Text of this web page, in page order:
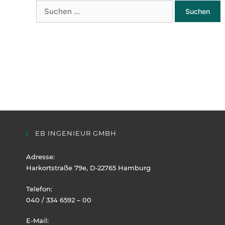
EB INGENIEUR GMBH
Adresse:
Harkortstraße 79e, D‑22765 Hamburg
Telefon:
040 / 334 6592 – 00
E-Mail: